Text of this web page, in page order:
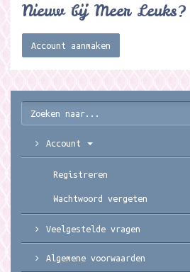
Nieuw bij Meer Leuks?
Account aanmaken
Account
Registreren
Wachtwoord vergeten
Veelgestelde vragen
Algemene voorwaarden